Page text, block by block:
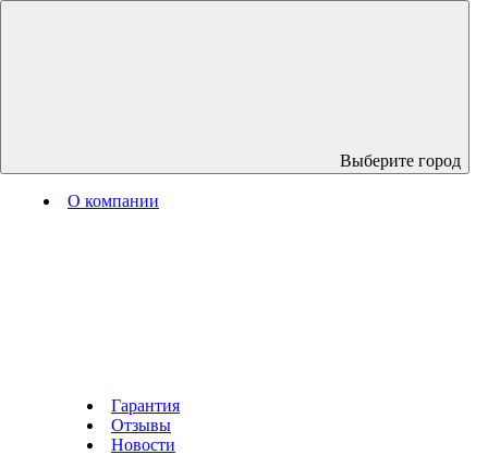
Выберите город
О компании
Гарантия
Отзывы
Новости